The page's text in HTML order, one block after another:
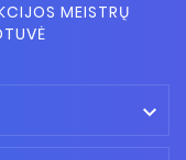
MEISTRŲ
